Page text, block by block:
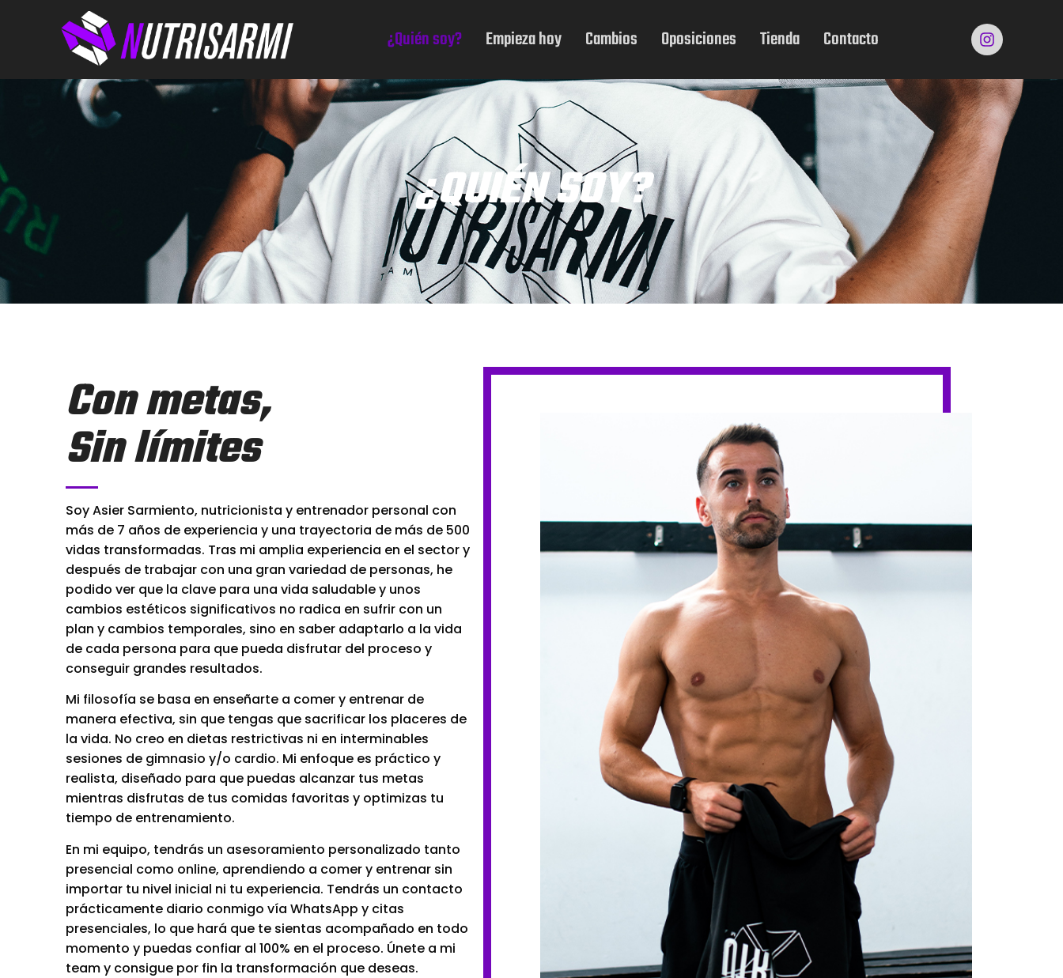
¿Quién soy? Empieza hoy Cambios Oposiciones Tienda Contacto
¿QUIÉN SOY?
Con metas,
Sin límites
Soy Asier Sarmiento, nutricionista y entrenador personal con
más de 7 años de experiencia y una trayectoria de más de 500
vidas transformadas. Tras mi amplia experiencia en el sector y
después de trabajar con una gran variedad de personas, he
podido ver que la clave para una vida saludable y unos
cambios estéticos significativos no radica en sufrir con un
plan y cambios temporales, sino en saber adaptarlo a la vida
de cada persona para que pueda disfrutar del proceso y
conseguir grandes resultados.
Mi filosofía se basa en enseñarte a comer y entrenar de
manera efectiva, sin que tengas que sacrificar los placeres de
la vida. No creo en dietas restrictivas ni en interminables
sesiones de gimnasio y/o cardio. Mi enfoque es práctico y
realista, diseñado para que puedas alcanzar tus metas
mientras disfrutas de tus comidas favoritas y optimizas tu
tiempo de entrenamiento.
En mi equipo, tendrás un asesoramiento personalizado tanto
presencial como online, aprendiendo a comer y entrenar sin
importar tu nivel inicial ni tu experiencia. Tendrás un contacto
prácticamente diario conmigo vía WhatsApp y citas
presenciales, lo que hará que te sientas acompañado en todo
momento y puedas confiar al 100% en el proceso. Únete a mi
team y consigue por fin la transformación que deseas.